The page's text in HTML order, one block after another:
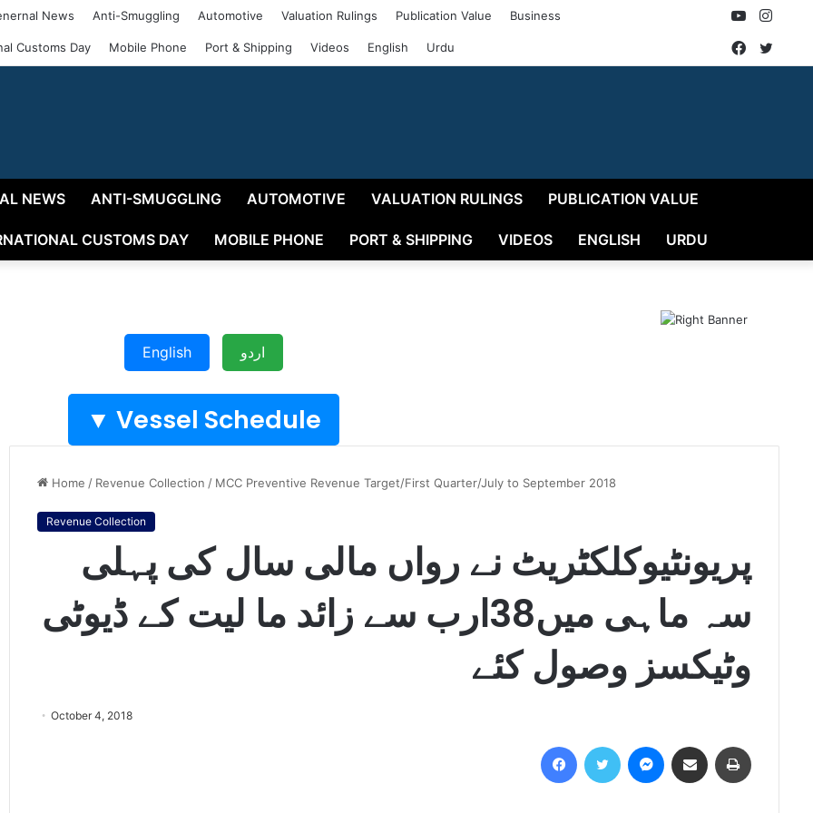
News Anti-Smuggling Automotive Valuation Rulings Publication Value Business
Customs Day Mobile Phone Port & Shipping Videos English Urdu
YouTube
Facebook
NEWS ANTI-SMUGGLING AUTOMOTIVE VALUATION RULINGS PUBLICATION VALUE
CUSTOMS DAY MOBILE PHONE PORT & SHIPPING VIDEOS ENGLISH URDU
English اردو
Vessel Schedule ▼
Home / Revenue Collection / MCC Preventive Revenue Target/First Quarter/July to September 2018
Revenue Collection
پریونٹیوکلکٹریٹ نے رواں مالی سال کی پہلی
سہ ماہی میں38ارب سے زائد ما لیت کے ڈیوٹی
وٹیکسز وصول کئے
October 4, 2018